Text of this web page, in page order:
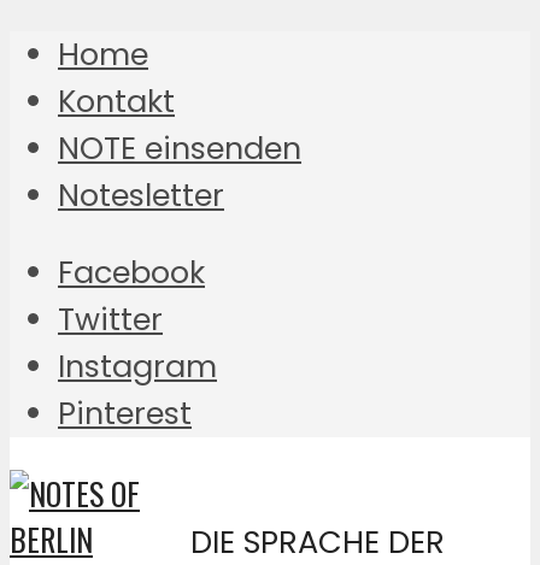
Home
Kontakt
NOTE einsenden
Notesletter
Facebook
Twitter
Instagram
Pinterest
DIE SPRACHE DER